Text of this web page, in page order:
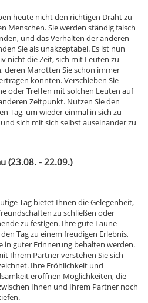
heute nicht den richtigen Draht zu
Menschen. Sie werden ständig falsch
und das Verhalten der anderen
Sie als unakzeptabel. Es ist nun
nicht die Zeit, sich mit Leuten zu
deren Marotten Sie schon immer
konnten. Verschieben Sie
oder Treffen mit solchen Leuten auf
Zeitpunkt. Nutzen Sie den
Tag, um wieder einmal in sich zu
sich mit sich selbst auseinander zu
(23.08. - 22.09.)
Tag bietet Ihnen die Gelegenheit,
zu schließen oder
zu festigen. Ihre gute Laune
Tag zu einem freudigen Erlebnis,
in guter Erinnerung behalten werden.
Ihrem Partner verstehen Sie sich
Ihre Fröhlichkeit und
eröffnen Möglichkeiten, die
Ihnen und Ihrem Partner noch